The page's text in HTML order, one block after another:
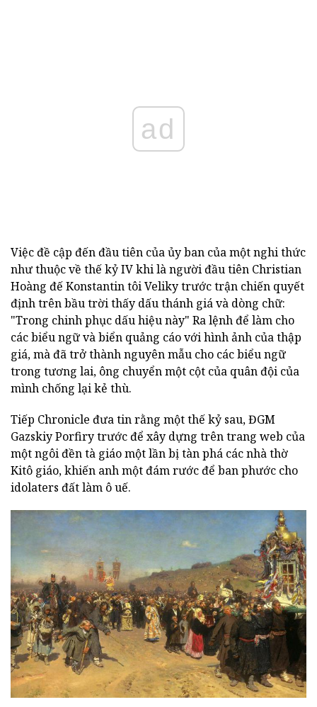
ad
Việc đề cập đến đầu tiên của ủy ban của một nghi thức
như thuộc về thế kỷ IV khi là người đầu tiên Christian
Hoàng đế Konstantin tôi Veliky trước trận chiến quyết
định trên bầu trời thấy dấu thánh giá và dòng chữ:
"Trong chinh phục dấu hiệu này" Ra lệnh để làm cho
các biểu ngữ và biển quảng cáo với hình ảnh của thập
giá, mà đã trở thành nguyên mẫu cho các biểu ngữ
trong tương lai, ông chuyển một cột của quân đội của
mình chống lại kẻ thù.
Tiếp Chronicle đưa tin rằng một thế kỷ sau, ĐGM
Gazskiy Porfiry trước để xây dựng trên trang web của
một ngôi đền tà giáo một lần bị tàn phá các nhà thờ
Kitô giáo, khiến anh một đám rước để ban phước cho
idolaters đất làm ô uế.